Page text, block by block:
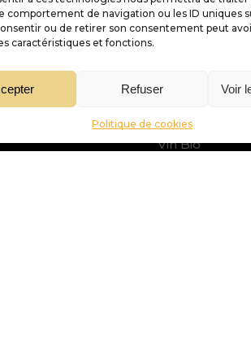
comportement de navigation ou les ID uniques
ou de retirer son consentement peut
caractéristiques et fonctions.
Refuser Voir
Politique de cookies
Notre carte des vins
Champagne
Vin Bio